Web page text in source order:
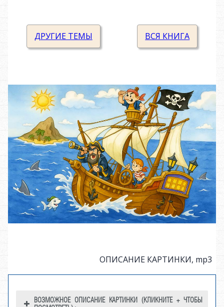
ДРУГИЕ ТЕМЫ ВСЯ КНИГА
ОПИСАНИЕ КАРТИНКИ, mp3
ВОЗМОЖНОЕ ОПИСАНИЕ КАРТИНКИ (КЛИКНИТЕ + ЧТОБЫ